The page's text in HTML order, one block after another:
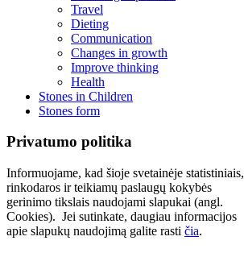
Travel
Dieting
Communication
Changes in growth
Improve thinking
Health
Stones in Children
Stones form
Privatumo politika
Informuojame, kad šioje svetainėje statistiniais,
rinkodaros ir teikiamų paslaugų kokybės
gerinimo tikslais naudojami slapukai (angl.
Cookies). Jei sutinkate, daugiau informacijos
apie slapukų naudojimą galite rasti čia.